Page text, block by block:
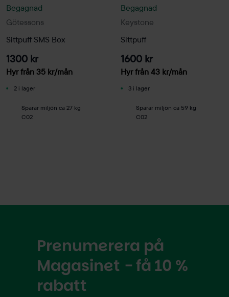
Götessons
Begagnad
Sittpuff SMS Box
1300 kr
Hyr från 35 kr/mån
2 i lager
Sparar miljön ca 27 kg
C02
Keystone
Begagnad
Sittpuff
1600 kr
Hyr från 43 kr/mån
3 i lager
Sparar miljön ca 59 kg
C02
Prenumerera på
Magasinet - få 10 %
rabatt